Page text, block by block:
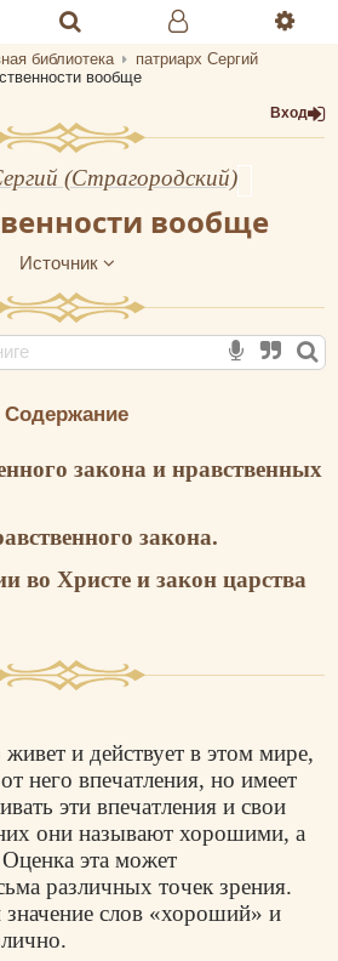
«Азбука веры»
библиотека
патриарх Сергий
вообще
Вход
(Страгородский)
вообще
Источник
Содержание
закона и нравственных
закона.
во Христе и закон царства
живет и действует в этом мире,
него впечатления, но имеет
эти впечатления и свои
они называют хорошими, а
эта может
различных точек зрения.
слов «хороший» и